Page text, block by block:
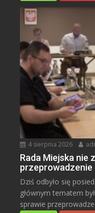
4 sierpnia 2026
Rada Miejska nie
Dziś odbyło się
głównym tematem
sprawie